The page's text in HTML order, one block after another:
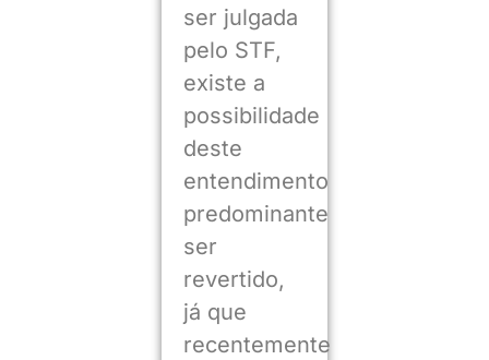
ser julgada
pelo STF,
existe a
possibilidade
deste
entendimento
predominante
ser
revertido,
já que
recentemente